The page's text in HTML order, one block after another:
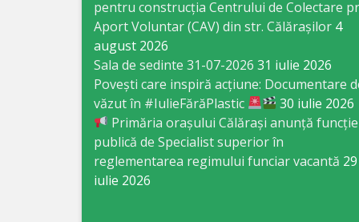
Problemele
Tineretului
Sportului
Specialist
pentru
pentru construcția Centrului de Colectare
Aport Voluntar (CAV) din str. Călărașilor 4
august 2026
Sala de sedinte 31-07-2026 31 iulie 2026
Povești care inspiră acțiune: Documentare
văzut în #IulieFărăPlastic
30 iulie 2026
Primăria orașului Călărași anunță funcție
publică de Specialist superior în
reglementarea regimului funciar vacantă 29
iulie 2026